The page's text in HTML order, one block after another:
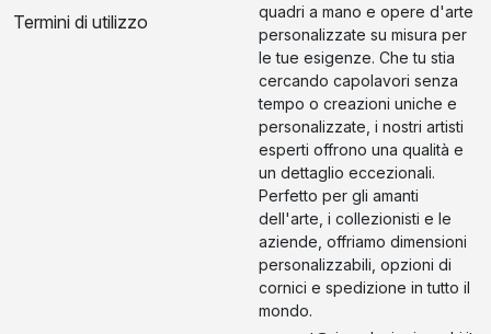
Termini di utilizzo
quadri a mano e opere d'arte
personalizzate su misura per
le tue esigenze. Che tu stia
cercando capolavori senza
tempo o creazioni uniche e
personalizzate, i nostri artisti
esperti offrono una qualità e
un dettaglio eccezionali.
Perfetto per gli amanti
dell'arte, i collezionisti e le
aziende, offriamo dimensioni
personalizzabili, opzioni di
cornici e spedizione in tutto il
mondo.